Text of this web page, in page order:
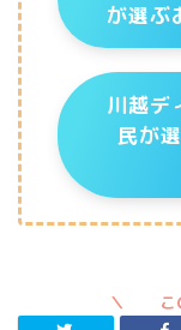
が選ぶ
川越デ
民が